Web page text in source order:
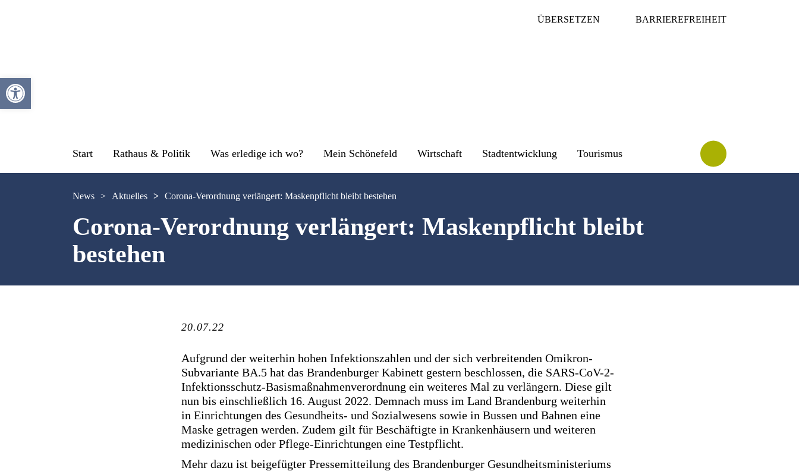
Werkzeugleiste öffnen
ÜBERSETZEN BARRIEREFREIHEIT
Start Rathaus & Politik Was erledige ich wo? Mein Schönefeld Wirtschaft Stadtentwicklung Tourismus
News > Aktuelles > Corona-Verordnung verlängert: Maskenpflicht bleibt bestehen
Corona-Verordnung verlängert: Maskenpflicht bleibt
bestehen
20.07.22
Aufgrund der weiterhin hohen Infektionszahlen und der sich verbreitenden Omikron-
Subvariante BA.5 hat das Brandenburger Kabinett gestern beschlossen, die SARS-CoV-2-
Infektionsschutz-Basismaßnahmenverordnung ein weiteres Mal zu verlängern. Diese gilt
nun bis einschließlich 16. August 2022. Demnach muss im Land Brandenburg weiterhin
in Einrichtungen des Gesundheits- und Sozialwesens sowie in Bussen und Bahnen eine
Maske getragen werden. Zudem gilt für Beschäftigte in Krankenhäusern und weiteren
medizinischen oder Pflege-Einrichtungen eine Testpflicht.
Mehr dazu ist beigefügter Pressemitteilung des Brandenburger Gesundheitsministeriums